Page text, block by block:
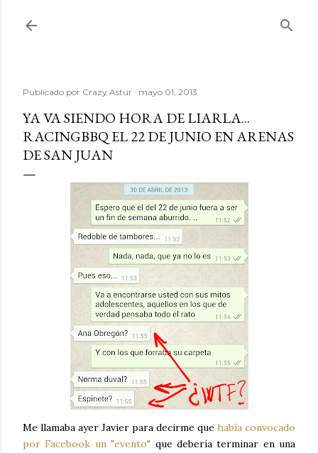
Publicado por Crazy Astur mayo 01, 2013
YA VA SIENDO HORA DE LIARLA...
RACINGBBQ EL 22 DE JUNIO EN ARENAS
DE SAN JUAN
Me llamaba ayer Javier para decirme que había convocado
por Facebook un "evento" que debería terminar en una